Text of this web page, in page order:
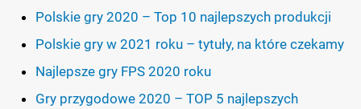
Polskie gry 2020 – Top 10 najlepszych produkcji
Polskie gry w 2021 roku – tytuły, na które czekamy
Najlepsze gry FPS 2020 roku
Gry przygodowe 2020 – TOP 5 najlepszych